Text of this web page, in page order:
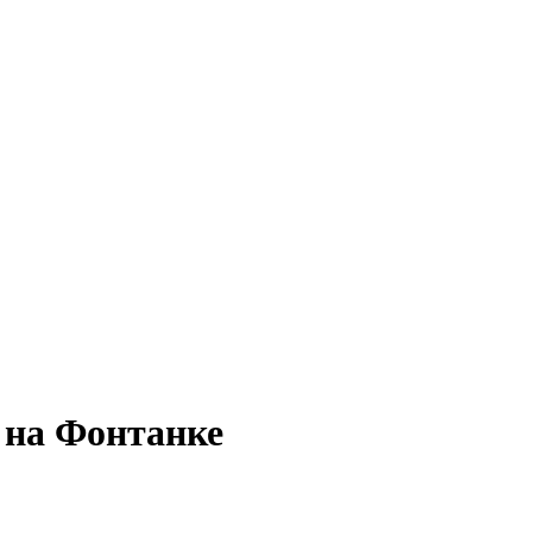
Фонтанке